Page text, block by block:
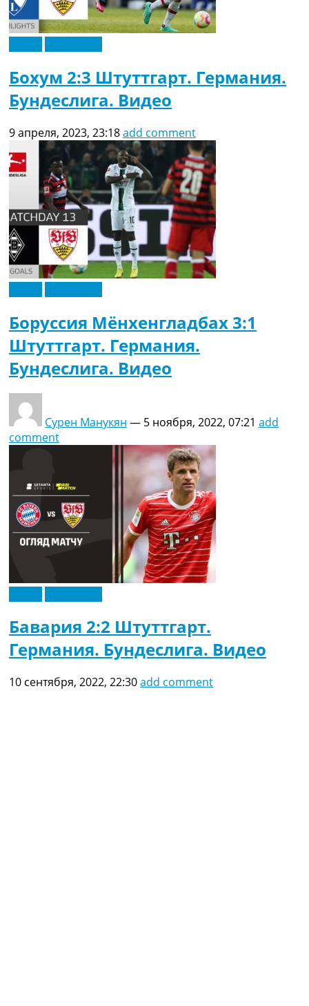
Бохум 2:3 Штуттгарт. Германия.
Бундеслига. Видео
9 апреля, 2023, 23:18add comment
Боруссия Мёнхенгладбах 3:1
Штуттгарт. Германия.
Бундеслига. Видео
Сурен Манукян — 5 ноября, 2022, 07:21 add
comment
Бавария 2:2 Штуттгарт.
Германия. Бундеслига. Видео
10 сентября, 2022, 22:30add comment